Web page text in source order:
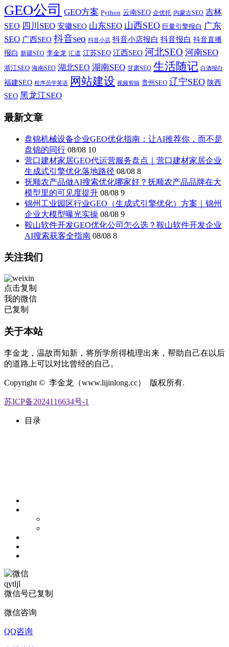
GEO公司 GEO方案 Python 云南SEO 企优托 内蒙古SEO 吉林
SEO 四川SEO 安徽SEO 山东SEO 山西SEO 巨量引擎报白 广东
SEO 广西SEO 抖音seo 抖音小店 抖音小店报白 抖音报白 抖音直播
报白 新疆SEO 李金龙 汇道 江苏SEO 江西SEO 河北SEO 河南SEO
浙江SEO 海南SEO 湖北SEO 湖南SEO 甘肃SEO 生活随记 白酒报白
福建SEO 程序员学英语 网站建设 视频剪辑 贵州SEO 辽宁SEO 陕西
SEO 黑龙江SEO
最新文章
盘锦机械设备企业GEO优化指南：让AI推荐你，而不是
盘锦的同行 08/08 10
营口建材家居GEO代运营服务盘点｜营口建材家居企业
生成式引擎优化落地路径 08/08 8
抚顺农产品做AI搜索优化哪家好？抚顺农产品品牌在大
模型里的可见度提升 08/08 9
锦州工业园区行业GEO（生成式引擎优化）方案｜锦州
企业大模型曝光实操 08/08 9
鞍山软件开发GEO优化公司怎么选？鞍山软件开发企业
AI搜索获客全指南 08/08 8
关注我们
点击复制
我的微信
已复制
关于本站
李金龙，温故而知新，将所学所得梳理出来，帮助自己在以后
的道路上可以对比曾经的自己。
Copyright © 李金龙（www.lijinlong.cc） 版权所有.
苏ICP备2024116634号-1
目录
qytljl
微信号已复制
微信咨询
QQ咨询